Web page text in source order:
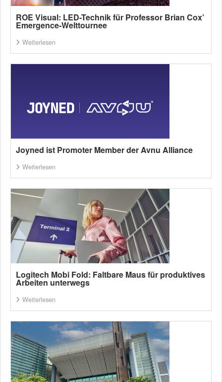
ROE Visual: LED-Technik für Professor Brian Cox’
Emergence-Welttournee
Weiterlesen
Joyned ist Promoter Member der Avnu Alliance
Weiterlesen
Logitech Mobi Fold: Faltbare Maus für produktives
Arbeiten unterwegs
Weiterlesen